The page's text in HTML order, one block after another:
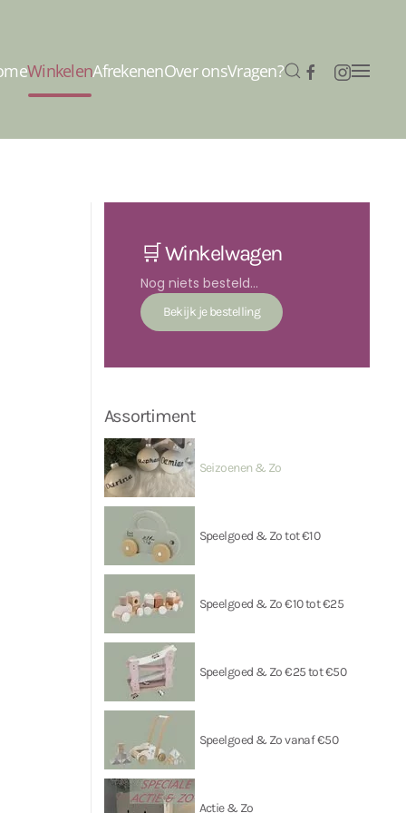
WinkelenAfrekenenOver onsVragen?
🛒 Winkelwagen
Nog niets besteld...
Assortiment
Seizoenen & Zo
Speelgoed & Zo tot €10
Speelgoed & Zo €10 tot €25
Speelgoed & Zo €25 tot €50
Speelgoed & Zo vanaf €50
Actie & Zo